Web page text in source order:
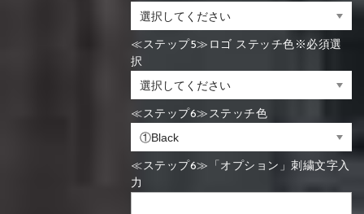
≪ステップ5≫ロゴ ステッチ色※必須選
択
≪ステップ6≫ステッチ色
≪ステップ6≫「オプション」刺繍文字入
力